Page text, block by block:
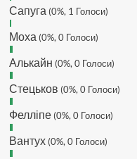
перспективи, хз хз
трансляцію товарняка з
https://www.youtube.com/
si=GU46Q4zlJQd2L-W8
Hatsyk:А ще на сайті
посилання?
Сапуга (0%, 1 Голоси)
Моха (0%, 0 Голоси)
Алькайн (0%, 0 Голоси)
Стецьков (0%, 0 Голоси)
Фелліпе (0%, 0 Голоси)
Вантух (0%, 0 Голоси)